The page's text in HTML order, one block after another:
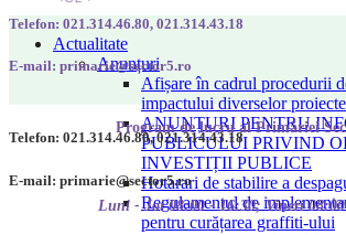
Actualitate
Anunțuri
Afișare în cadrul procedurii
impactului diverselor
ANUNȚURI PENTRU
PUBLICULUI PRIVIND
INVESTIȚII PUBLICE
Hotarari de stabilire a
Regulamentul de
pentru curățarea graffiti-ului
Telefon: 021.314.46.80, 021.314.43.18
E-mail: primarie@sector5.ro
Program de lucru al Primăriei
Luni - Joi 08:00 - 16:30; Vineri
Telefon: 021.314.46.80, 021.314.43.18
E-mail: primarie@sector5.ro